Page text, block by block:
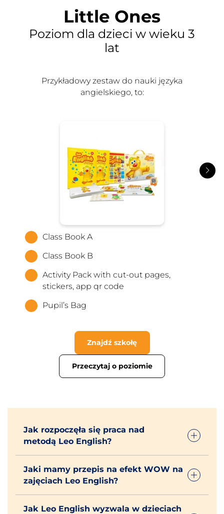
Little Ones
Poziom dla dzieci w wieku 3
lat
Przykładowy zestaw do nauki języka
angielskiego, to:
Class Book A
Class Book B
Activity Pack with cut-out pages,
stickers, app qr code
Pupil’s Bag
Znajdź szkołę
Przeczytaj o poziomie
Jak rozpoczęła się praca nad
metodą Leo English?
Jaki mamy przepis na efekt WOW na
zajęciach Leo English?
Jak Leo English wyzwala w dzieciach